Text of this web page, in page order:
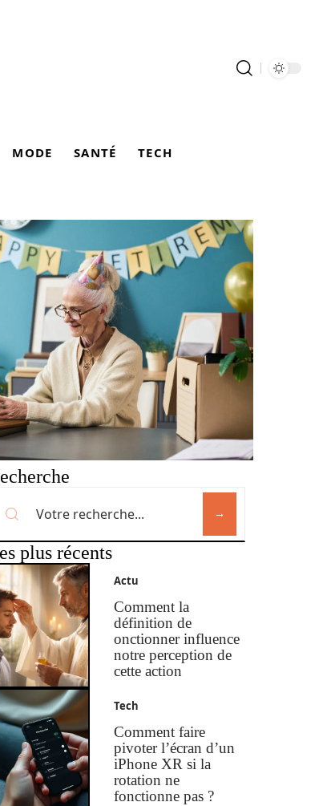
MODE SANTÉ TECH
plus récents
Actu
Comment la
définition de
onctionner influence
notre perception de
cette action
Tech
Comment faire
pivoter l’écran d’un
iPhone XR si la
rotation ne
fonctionne pas ?